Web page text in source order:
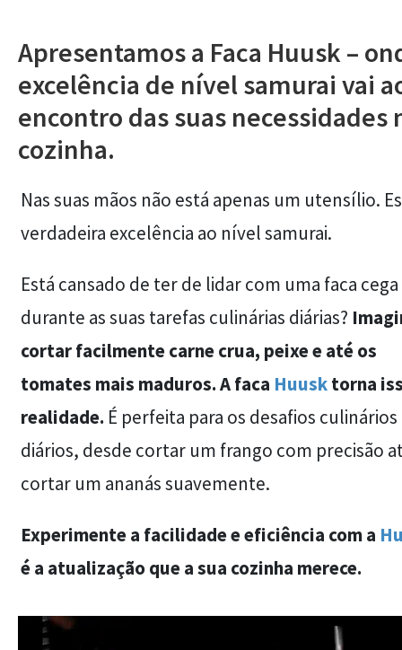
Apresentamos a Faca Huusk –
excelência de nível samurai vai
encontro das suas necessidades
cozinha.
Nas suas mãos não está apenas um utensílio.
verdadeira excelência ao nível samurai.
Está cansado de ter de lidar com uma faca cega
durante as suas tarefas culinárias diárias?
cortar facilmente carne crua, peixe e até os
tomates mais maduros. A faca Huusktorna
realidade. É perfeita para os desafios culinários
diários, desde cortar um frango com precisão
cortar um ananás suavemente.
Experimente a facilidade e eficiência com a
é a atualização que a sua cozinha merece.